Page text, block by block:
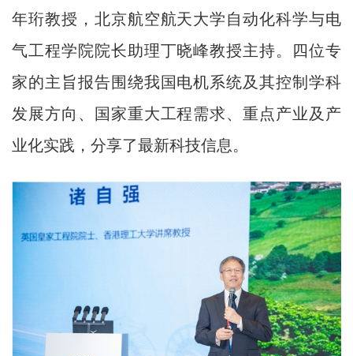
年珩教授，北京航空航天大学自动化科学与电
气工程学院院长助理丁晓峰教授主持。四位专
家的主旨报告围绕我国电机系统及其控制学科
发展方向、国家重大工程需求、重点产业及产
业化实践，分享了最新科技信息。